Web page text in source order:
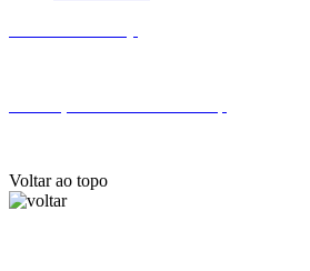
Voltar ao topo